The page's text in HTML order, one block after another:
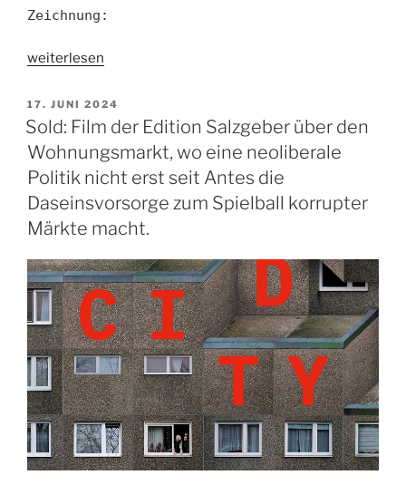
Zeichnung:
„Langschläfer
der
Flohmarkt
nicht
für
Ausgeschlafene“
weiterlesen
VERÖFFENTLICHT
AM
17. JUNI 2024
Sold: Film der Edition Salzgeber über den
Wohnungsmarkt, wo eine neoliberale
Politik nicht erst seit Antes die
Daseinsvorsorge zum Spielball korrupter
Märkte macht.